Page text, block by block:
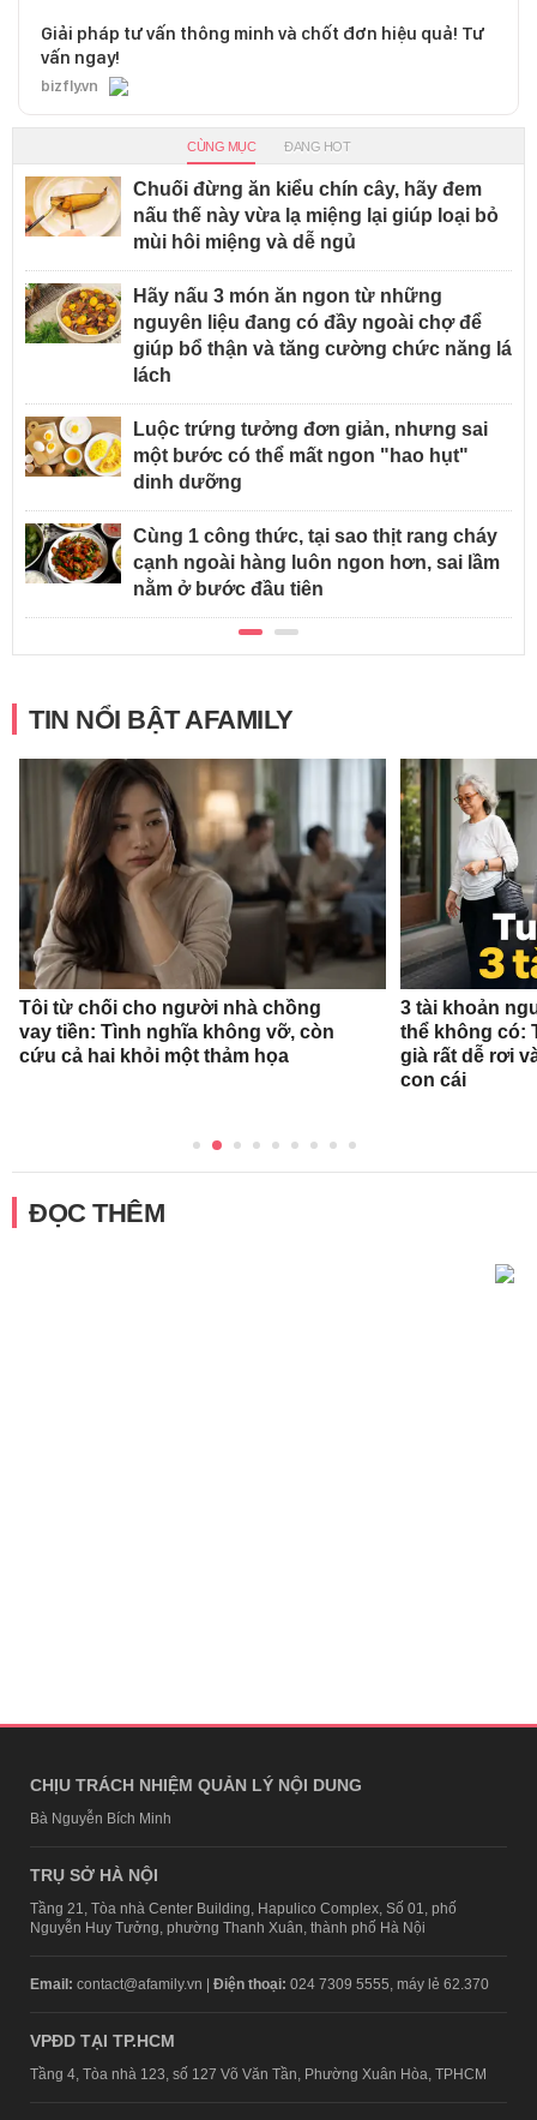
Giải pháp tư vấn thông minh và chốt đơn hiệu quả! Tư
vấn ngay!
bizfly.vn
CÙNG MỤC ĐANG HOT
Chuối đừng ăn kiểu chín cây, hãy đem
nấu thế này vừa lạ miệng lại giúp loại bỏ
mùi hôi miệng và dễ ngủ
Hãy nấu 3 món ăn ngon từ những
nguyên liệu đang có đầy ngoài chợ để
giúp bổ thận và tăng cường chức năng lá
lách
Luộc trứng tưởng đơn giản, nhưng sai
một bước có thể mất ngon "hao hụt"
dinh dưỡng
Cùng 1 công thức, tại sao thịt rang cháy
cạnh ngoài hàng luôn ngon hơn, sai lầm
nằm ở bước đầu tiên
TIN NỔI BẬT AFAMILY
Tôi từ chối cho người nhà chồng
vay tiền: Tình nghĩa không vỡ, còn
cứu cả hai khỏi một thảm họa
3 tài khoản
thể không có:
già rất dễ rơi
con cái
ĐỌC THÊM
CHỊU TRÁCH NHIỆM QUẢN LÝ NỘI DUNG
Bà Nguyễn Bích Minh
TRỤ SỞ HÀ NỘI
Tầng 21, Tòa nhà Center Building, Hapulico Complex, Số 01, phố
Nguyễn Huy Tưởng, phường Thanh Xuân, thành phố Hà Nội
Email: contact@afamily.vn | Điện thoại: 024 7309 5555, máy lẻ 62.370
VPĐD TẠI TP.HCM
Tầng 4, Tòa nhà 123, số 127 Võ Văn Tần, Phường Xuân Hòa, TPHCM